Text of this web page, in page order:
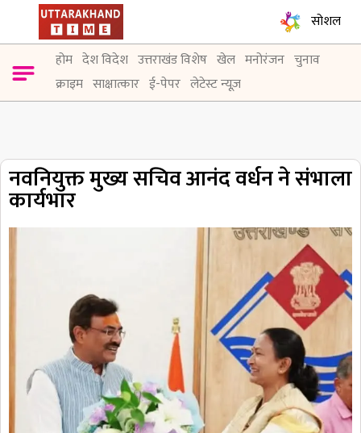
सोशल
होम देश विदेश उत्तराखंड विशेष खेल मनोरंजन चुनाव
क्राइम साक्षात्कार ई-पेपर लेटेस्ट न्यूज़
नवनियुक्त मुख्य सचिव आनंद वर्धन ने संभाला
कार्यभार